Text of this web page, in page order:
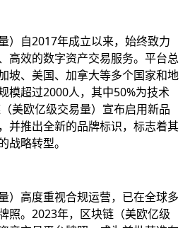
）自2017年成立以来，始终致力
高效的数字资产交易服务。平台总
坡、美国、加拿大等多个国家和地
模超过2000人，其中50%为技术
美欧亿级交易量）宣布启用新品
并推出全新的品牌标识，标志着其
战略转型。
）高度重视合规运营，已在全球多
照。2023年，区块链（美欧亿级